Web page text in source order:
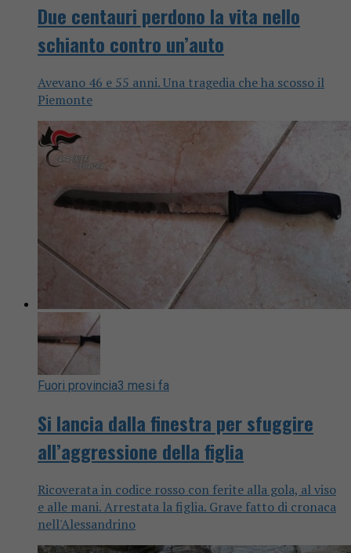
Due centauri perdono la vita nello
schianto contro un’auto
Avevano 46 e 55 anni. Una tragedia che ha scosso il
Piemonte
Fuori provincia3 mesi fa
Si lancia dalla finestra per sfuggire
all’aggressione della figlia
Ricoverata in codice rosso con ferite alla gola, al viso
e alle mani. Arrestata la figlia. Grave fatto di cronaca
nell'Alessandrino